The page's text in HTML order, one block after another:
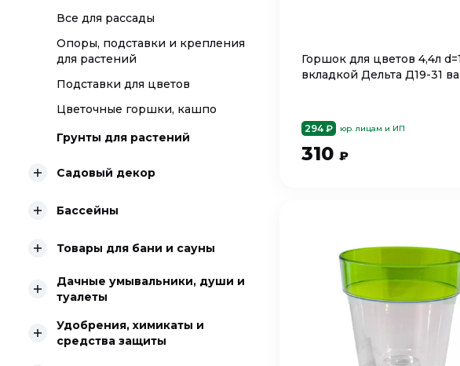
Все для рассады
Опоры, подставки и крепления
для растений
Подставки для цветов
Цветочные горшки, кашпо
Грунты для растений
Садовый декор
Бассейны
Товары для бани и сауны
Дачные умывальники, души и
туалеты
Удобрения, химикаты и
средства защиты
Горшок для цветов 4,4л
вкладкой Дельта Д19-31
294 ₽ юр. лицам и ИП
310 ₽